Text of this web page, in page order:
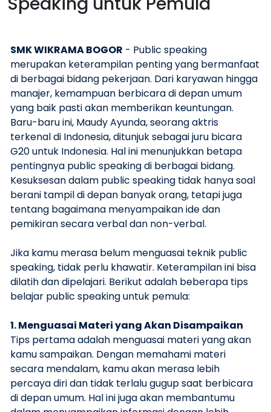
SMK WIKRAMA BOGOR - Public speaking
merupakan keterampilan penting yang bermanfaat
di berbagai bidang pekerjaan. Dari karyawan hingga
manajer, kemampuan berbicara di depan umum
yang baik pasti akan memberikan keuntungan.
Baru-baru ini, Maudy Ayunda, seorang aktris
terkenal di Indonesia, ditunjuk sebagai juru bicara
G20 untuk Indonesia. Hal ini menunjukkan betapa
pentingnya public speaking di berbagai bidang.
Kesuksesan dalam public speaking tidak hanya soal
berani tampil di depan banyak orang, tetapi juga
tentang bagaimana menyampaikan ide dan
pemikiran secara verbal dan non-verbal.
Jika kamu merasa belum menguasai teknik public
speaking, tidak perlu khawatir. Keterampilan ini bisa
dilatih dan dipelajari. Berikut adalah beberapa tips
belajar public speaking untuk pemula:
1. Menguasai Materi yang Akan Disampaikan
Tips pertama adalah menguasai materi yang akan
kamu sampaikan. Dengan memahami materi
secara mendalam, kamu akan merasa lebih
percaya diri dan tidak terlalu gugup saat berbicara
di depan umum. Hal ini juga akan membantumu